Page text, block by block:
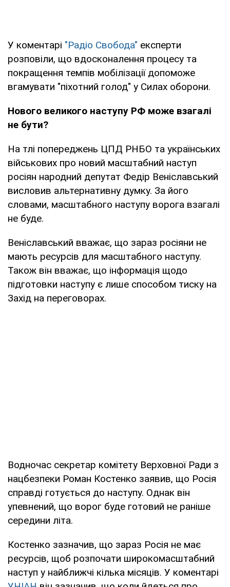
У коментарі "Радіо Свобода" експерти
розповіли, що вдосконалення процесу та
покращення темпів мобілізації допоможе
вгамувати "піхотний голод" у Силах оборони.
Нового великого наступу РФ може взагалі
не бути?
На тлі попереджень ЦПД РНБО та українських
військових про новий масштабний наступ
росіян народний депутат Федір Веніславський
висловив альтернативну думку. За його
словами, масштабного наступу ворога взагалі
не буде.
Веніславський вважає, що зараз росіяни не
мають ресурсів для масштабного наступу.
Також він вважає, що інформація щодо
підготовки наступу є лише способом тиску на
Захід на переговорах.
Водночас секретар комітету Верховної Ради з
нацбезпеки Роман Костенко заявив, що Росія
справді готується до наступу. Однак він
упевнений, що ворог буде готовий не раніше
середини літа.
Костенко зазначив, що зараз Росія не має
ресурсів, щоб розпочати широкомасштабний
наступ у найближчі кілька місяців. У коментарі